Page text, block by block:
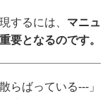
するには、 マニュ
要となるのです。
らばっている---」